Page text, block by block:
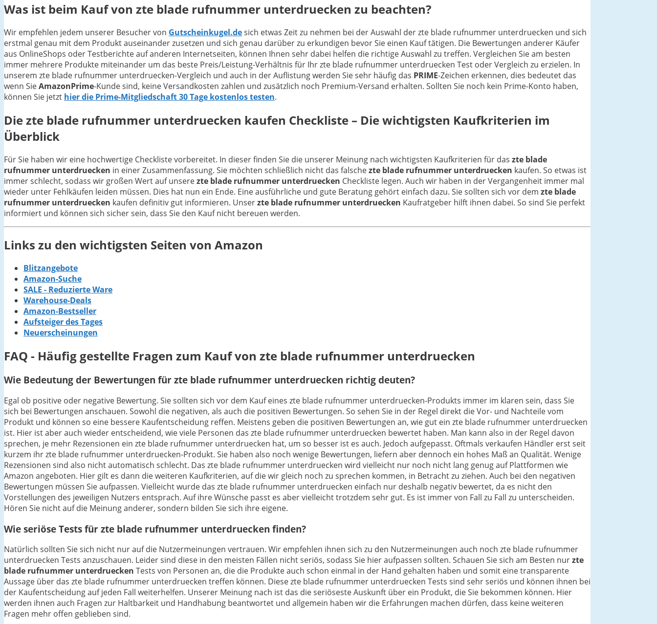
Was ist beim Kauf von zte blade rufnummer unterdruecken zu beachten?
Wir empfehlen jedem unserer Besucher von Gutscheinkugel.desich etwas Zeit zu nehmen bei der Auswahl der zte blade rufnummer unterdruecken und sich
erstmal genau mit dem Produkt auseinander zusetzen und sich genau darüber zu erkundigen bevor Sie einen Kauf tätigen. Die Bewertungen anderer Käufer
aus OnlineShops oder Testberichte auf anderen Internetseiten, können Ihnen sehr dabei helfen die richtige Auswahl zu treffen. Vergleichen Sie am besten
immer mehrere Produkte miteinander um das beste Preis/Leistung-Verhältnis für Ihr zte blade rufnummer unterdruecken Test oder Vergleich zu erzielen. In
unserem zte blade rufnummer unterdruecken-Vergleich und auch in der Auflistung werden Sie sehr häufig das PRIME-Zeichen erkennen, dies bedeutet das
wenn SieAmazonPrime-Kunde sind, keine Versandkosten zahlen und zusätzlich noch Premium-Versand erhalten. Sollten Sie noch kein Prime-Konto haben,
können Sie jetzt hier die Prime-Mitgliedschaft 30 Tage kostenlos testen.
Diezte blade rufnummer unterdruecken kaufen Checkliste – Die wichtigsten Kaufkriterien im
Überblick
Für Sie haben wir eine hochwertige Checkliste vorbereitet. In dieser finden Sie die unserer Meinung nach wichtigsten Kaufkriterien für das zte blade
rufnummer unterdruecken in einer Zusammenfassung. Sie möchten schließlich nicht das falschezte blade rufnummer unterdruecken kaufen. So etwas ist
immer schlecht, sodass wir großen Wert auf unserezte blade rufnummer unterdruecken Checkliste legen. Auch wir haben in der Vergangenheit immer mal
wieder unter Fehlkäufen leiden müssen. Dies hat nun ein Ende. Eine ausführliche und gute Beratung gehört einfach dazu. Sie sollten sich vor dem zte blade
rufnummer unterdruecken kaufen definitiv gut informieren. Unserzte blade rufnummer unterdruecken Kaufratgeber hilft ihnen dabei. So sind Sie perfekt
informiert und können sich sicher sein, dass Sie den Kauf nicht bereuen werden.
Links zu den wichtigsten Seiten von Amazon
Blitzangebote
Amazon-Suche
SALE - Reduzierte Ware
Warehouse-Deals
Amazon-Bestseller
Aufsteiger des Tages
Neuerscheinungen
FAQ - Häufig gestellte Fragen zum Kauf von zte blade rufnummer unterdruecken
Wie Bedeutung der Bewertungen für zte blade rufnummer unterdruecken richtig deuten?
Egal ob positive oder negative Bewertung. Sie sollten sich vor dem Kauf eines zte blade rufnummer unterdruecken-Produkts immer im klaren sein, dass Sie
sich bei Bewertungen anschauen. Sowohl die negativen, als auch die positiven Bewertungen. So sehen Sie in der Regel direkt die Vor- und Nachteile vom
Produkt und können so eine bessere Kaufentscheidung reffen. Meistens geben die positiven Bewertungen an, wie gut ein zte blade rufnummer unterdruecken
ist. Hier ist aber auch wieder entscheidend, wie viele Personen das zte blade rufnummer unterdruecken bewertet haben. Man kann also in der Regel davon
sprechen, je mehr Rezensionen ein zte blade rufnummer unterdruecken hat, um so besser ist es auch. Jedoch aufgepasst. Oftmals verkaufen Händler erst seit
kurzem ihr zte blade rufnummer unterdruecken-Produkt. Sie haben also noch wenige Bewertungen, liefern aber dennoch ein hohes Maß an Qualität. Wenige
Rezensionen sind also nicht automatisch schlecht. Das zte blade rufnummer unterdruecken wird vielleicht nur noch nicht lang genug auf Plattformen wie
Amazon angeboten. Hier gilt es dann die weiteren Kaufkriterien, auf die wir gleich noch zu sprechen kommen, in Betracht zu ziehen. Auch bei den negativen
Bewertungen müssen Sie aufpassen. Vielleicht wurde das zte blade rufnummer unterdruecken einfach nur deshalb negativ bewertet, da es nicht den
Vorstellungen des jeweiligen Nutzers entsprach. Auf ihre Wünsche passt es aber vielleicht trotzdem sehr gut. Es ist immer von Fall zu Fall zu unterscheiden.
Hören Sie nicht auf die Meinung anderer, sondern bilden Sie sich ihre eigene.
Wie seriöse Tests für zte blade rufnummer unterdruecken finden?
Natürlich sollten Sie sich nicht nur auf die Nutzermeinungen vertrauen. Wir empfehlen ihnen sich zu den Nutzermeinungen auch noch zte blade rufnummer
unterdruecken Tests anzuschauen. Leider sind diese in den meisten Fällen nicht seriös, sodass Sie hier aufpassen sollten. Schauen Sie sich am Besten nurzte
blade rufnummer unterdruecken Tests von Personen an, die die Produkte auch schon einmal in der Hand gehalten haben und somit eine transparente
Aussage über das zte blade rufnummer unterdruecken treffen können. Diese zte blade rufnummer unterdruecken Tests sind sehr seriös und können ihnen bei
der Kaufentscheidung auf jeden Fall weiterhelfen. Unserer Meinung nach ist das die seriöseste Auskunft über ein Produkt, die Sie bekommen können. Hier
werden ihnen auch Fragen zur Haltbarkeit und Handhabung beantwortet und allgemein haben wir die Erfahrungen machen dürfen, dass keine weiteren
Fragen mehr offen geblieben sind.